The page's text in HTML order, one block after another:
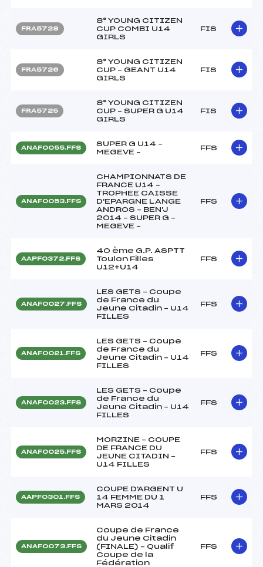
FRA5728
8° YOUNG CITIZEN
CUP COMBI U14
GIRLS
FIS
FRA5726
8° YOUNG CITIZEN
CUP – GEANT U14
GIRLS
FIS
FRA5725
8° YOUNG CITIZEN
CUP – SUPER G U14
GIRLS
FIS
ANAF0055.FFS
SUPER G U14 –
MEGEVE –
FFS
ANAF0053.FFS
CHAMPIONNATS DE
FRANCE U14 –
TROPHEE CAISSE
D'EPARGNE LANGE
ANDROS – BEN'J
2014 – SUPER G –
MEGEVE –
FFS
AAPF0372.FFS
40 ème G.P. ASPTT
Toulon Filles
U12+U14
FFS
ANAF0027.FFS
LES GETS – Coupe
de France du
Jeune Citadin – U14
FILLES
FFS
ANAF0021.FFS
LES GETS – Coupe
de France du
Jeune Citadin – U14
FILLES
FFS
ANAF0023.FFS
LES GETS – Coupe
de France du
Jeune Citadin – U14
FILLES
FFS
ANAF0025.FFS
MORZINE – COUPE
DE FRANCE DU
JEUNE CITADIN –
U14 FILLES
FFS
AAPF0301.FFS
COUPE D'ARGENT U
14 FEMME DU 1
MARS 2014
FFS
ANAF0073.FFS
Coupe de France
du Jeune Citadin
(FINALE) – Qualif
Coupe de la
Fédération
FFS